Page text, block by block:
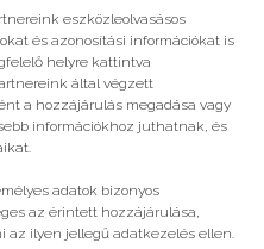
eszközleolvasásos
és azonosítási információkat is
helyre kattintva
által végzett
a hozzájárulás megadása vagy
információkhoz juthatnak, és
adatok bizonyos
az érintett hozzájárulása,
az ilyen jellegű adatkezelés ellen.
weboldalcímem